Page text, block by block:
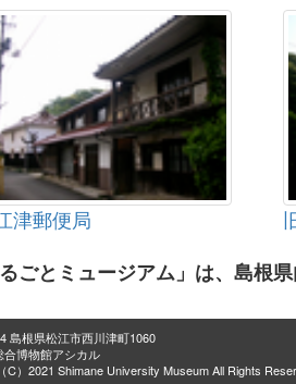
雲国絵図
の欄間と明かり障子
たら跡如来坐像
ンエンヤ櫂伝馬踊り
八幡宮の七十五膳神事用木椀
林幸八木地師道具
の宮宿（屋台１台、鳥居１基
影人形（錦影絵）道具
係資料
文書
文書
敷
彩虎図襖・紙本墨画龍図襖
津郵便局
るごとミュージアム」は、島根
島根県松江市西川津町1060
合博物館アシカル
C）2021 Shimane University Museum All Rights